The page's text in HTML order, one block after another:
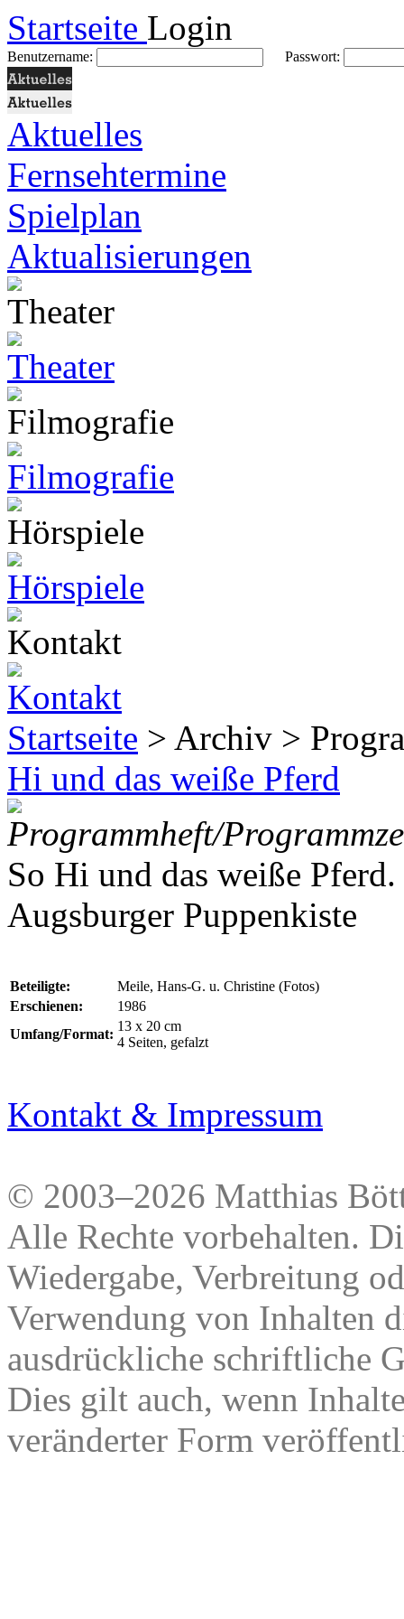
Startseite Login
Benutzername: Passwort:
Aktuelles
Fernsehtermine
Spielplan
Aktualisierungen
Startseite > Archiv >
Hi und das weiße Pferd
Programmheft/
So Hi und das weiße
Augsburger Puppenkiste
Beteiligte:
Meile, Hans-G. u. Christine (Fotos)
Erschienen:
1986
Umfang/Format:
13 x 20 cm
4 Seiten, gefalzt
Kontakt & Impressum
© 2003–2026 Matthias
Alle Rechte vorbehalten.
Wiedergabe, Verbreitung
Verwendung von Inhalten
ausdrückliche schriftliche
Dies gilt auch, wenn
veränderter Form